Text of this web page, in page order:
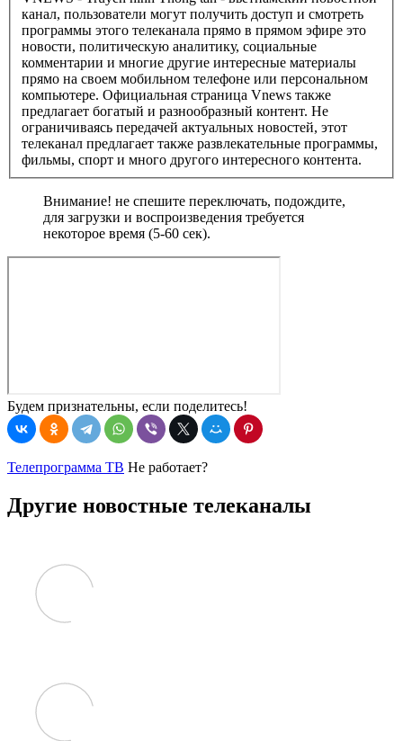
канал, пользователи могут получить доступ и смотреть
программы этого телеканала прямо в прямом эфире это
новости, политическую аналитику, социальные
комментарии и многие другие интересные материалы
прямо на своем мобильном телефоне или персональном
компьютере. Официальная страница Vnews также
предлагает богатый и разнообразный контент. Не
ограничиваясь передачей актуальных новостей, этот
телеканал предлагает также развлекательные программы,
фильмы, спорт и много другого интересного контента.
Внимание! не спешите переключать, подождите,
для загрузки и воспроизведения требуется
некоторое время (5-60 сек).
Будем признательны, если поделитесь!
Телепрограмма ТВ Не работает?
Другие новостные телеканалы